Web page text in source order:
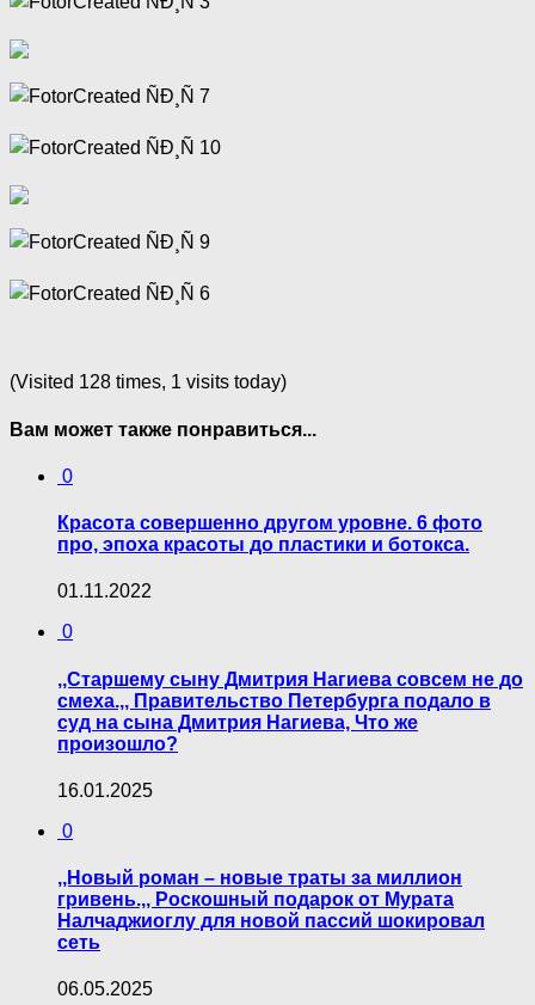
(Visited 128 times, 1 visits today)
Вам может также понравиться...
0
Красота совершенно другом уровне. 6 фото
про, эпоха красоты до пластики и ботокса.
01.11.2022
0
,,Старшему сыну Дмитрия Нагиева совсем не до
смеха.,, Правительство Петербурга подало в
суд на сына Дмитрия Нагиева, Что же
произошло?
16.01.2025
0
,,Новый роман – новые траты за миллион
гривень.,, Роскошный подарок от Мурата
Налчаджиоглу для новой пассий шокировал
сеть
06.05.2025